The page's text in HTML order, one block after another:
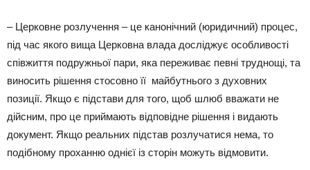
– Церковне розлучення – це канонічний (юридичний) процес,
під час якого вища Церковна влада досліджує особливості
співжиття подружньої пари, яка переживає певні труднощі, та
виносить рішення стосовно її майбутнього з духовних
позиції. Якщо є підстави для того, щоб шлюб вважати не
дійсним, про це приймають відповідне рішення і видають
документ. Якщо реальних підстав розлучатися нема, то
подібному проханню однієї із сторін можуть відмовити.